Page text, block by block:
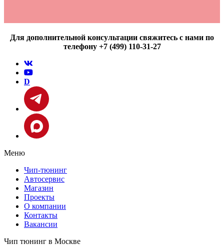
Для дополнительной консультации свяжитесь с нами по
телефону +7 (499) 110-31-27
D
Меню
Чип-тюнинг
Автосервис
Магазин
Проекты
О компании
Контакты
Вакансии
Чип тюнинг в Москве